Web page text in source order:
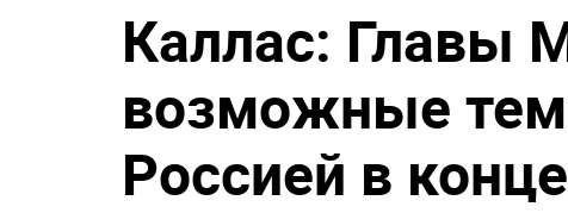
Каллас: Главы
возможные
Россией в